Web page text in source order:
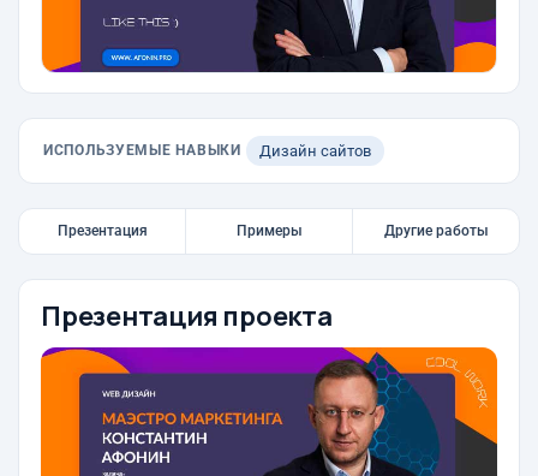
ИСПОЛЬЗУЕМЫЕ НАВЫКИ Дизайн сайтов
Презентация Примеры Другие работы
Презентация проекта